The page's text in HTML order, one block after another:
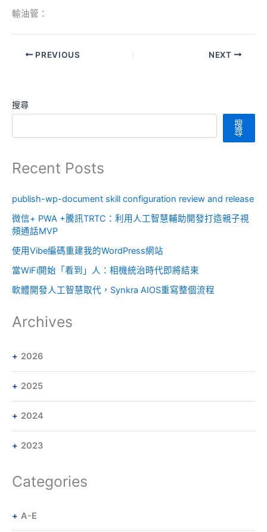
輸油管：
PREVIOUS NEXT
搜尋
搜
尋
Recent Posts
publish-wp-document skill configuration review and release
微信+ PWA +騰訊TRTC：利用人工智慧輔助開發打造親子視
頻通話MVP
使用Vibe編碼重建我的WordPress網站
當WiFi開始「看到」人：相機統治時代即將結束
軟體開發人工智慧取代，Synkra AIOS重寫整個流程
Archives
2026
2025
2024
2023
Categories
A-E